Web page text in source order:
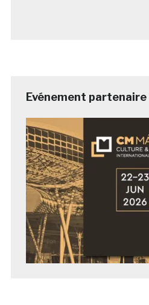
Evénement partenaire